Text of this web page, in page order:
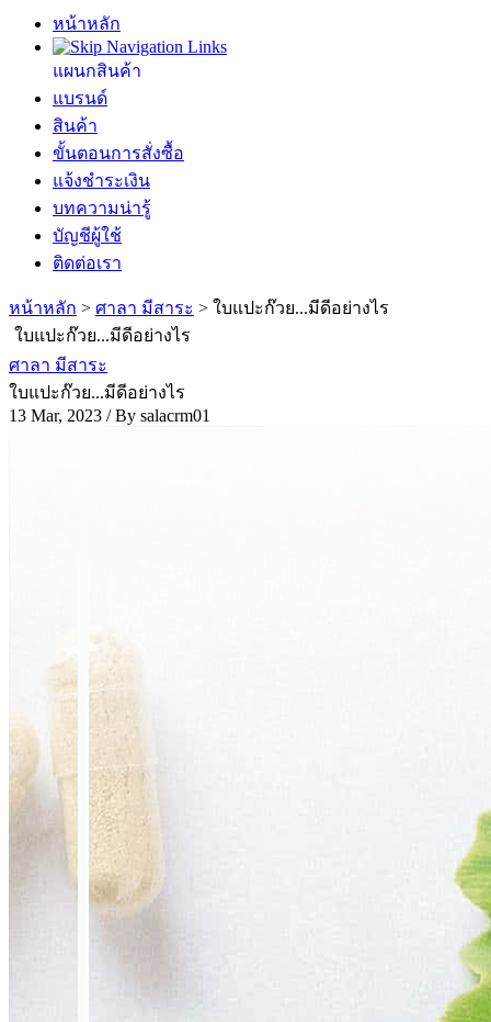
หน้าหลัก
แผนกสินค้า
แบรนด์
สินค้า
ขั้นตอนการสั่งซื้อ
แจ้งชำระเงิน
บทความน่ารู้
บัญชีผู้ใช้
ติดต่อเรา
หน้าหลัก > ศาลา มีสาระ > ใบแปะก๊วย...มีดีอย่างไร
ใบแปะก๊วย...มีดีอย่างไร
ศาลา มีสาระ
ใบแปะก๊วย...มีดีอย่างไร
13 Mar, 2023 / By salacrm01